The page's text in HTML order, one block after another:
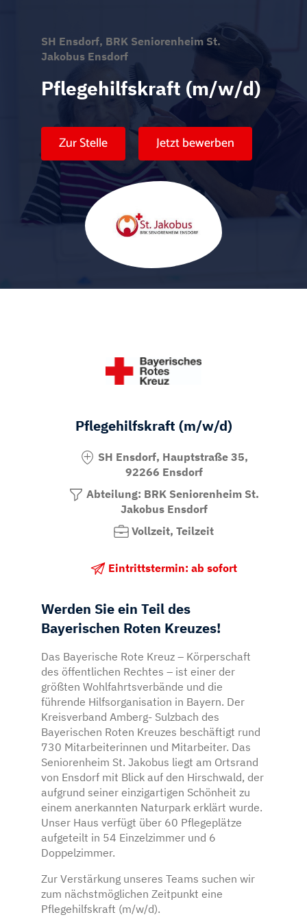
SH Ensdorf, BRK Seniorenheim St.
Jakobus Ensdorf
Pflegehilfskraft (m/w/d)
Zur Stelle Jetzt bewerben
Pflegehilfskraft (m/w/d)
SH Ensdorf, Hauptstraße 35,
92266 Ensdorf
Abteilung: BRK Seniorenheim St.
Jakobus Ensdorf
Vollzeit, Teilzeit
Eintrittstermin: ab sofort
Werden Sie ein Teil des
Bayerischen Roten Kreuzes!
Das Bayerische Rote Kreuz – Körperschaft
des öffentlichen Rechtes – ist einer der
größten Wohlfahrtsverbände und die
führende Hilfsorganisation in Bayern. Der
Kreisverband Amberg- Sulzbach des
Bayerischen Roten Kreuzes beschäftigt rund
730 Mitarbeiterinnen und Mitarbeiter. Das
Seniorenheim St. Jakobus liegt am Ortsrand
von Ensdorf mit Blick auf den Hirschwald, der
aufgrund seiner einzigartigen Schönheit zu
einem anerkannten Naturpark erklärt wurde.
Unser Haus verfügt über 60 Pflegeplätze
aufgeteilt in 54 Einzelzimmer und 6
Doppelzimmer.
Zur Verstärkung unseres Teams suchen wir
zum nächstmöglichen Zeitpunkt eine
Pflegehilfskraft (m/w/d).